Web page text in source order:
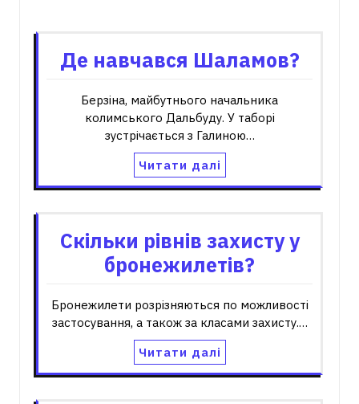
Де навчався Шаламов?
Берзіна, майбутнього начальника
колимського Дальбуду. У таборі
зустрічається з Галиною…
Читати далі
Скільки рівнів захисту у
бронежилетів?
Бронежилети розрізняються по можливості
застосування, а також за класами захисту.…
Читати далі